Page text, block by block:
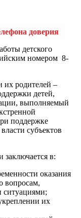
доверия
детского
номером 8-
их родителей –
детей,
выполняемый
поддержке
субъектов
в:
оказания
вопросам,
их